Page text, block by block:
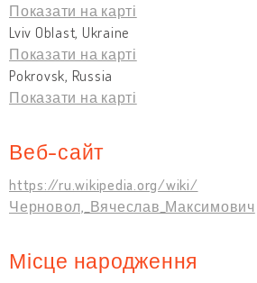
Показати на карті
Lviv Oblast, Ukraine
Показати на карті
Pokrovsk, Russia
Показати на карті
Веб-сайт
https://ru.wikipedia.org/wiki/
Черновол,_Вячеслав_Максимович
Місце народження